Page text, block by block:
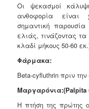
Οι ψεκασμοί
ανθοφορία είναι
σημαντική
ελιάς, τινάζοντας
κλαδί μήκους 50-60
Φάρμακα:
Βeta-cyfluthrin πριν
Μαργαρόνια:(Palpita
Η πτήση της πρώτης